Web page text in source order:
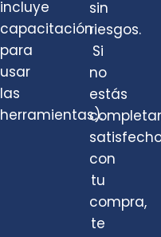
incluye
capacitación
para
usar
las
herramientas).
sin
riesgos.
Si
no
estás
con
tu
compra,
te